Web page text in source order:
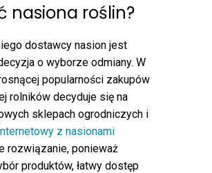
nasiona roślin?
dostawcy nasion jest
o wyborze odmiany. W
popularności zakupów
rolników decyduje się na
sklepach ogrodniczych i
z nasionami
rozwiązanie, ponieważ
produktów, łatwy dostęp